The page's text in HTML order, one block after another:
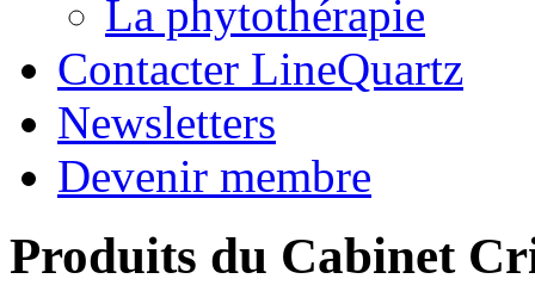
La phytothérapie
Contacter LineQuartz
Newsletters
Devenir membre
Produits du Cabinet